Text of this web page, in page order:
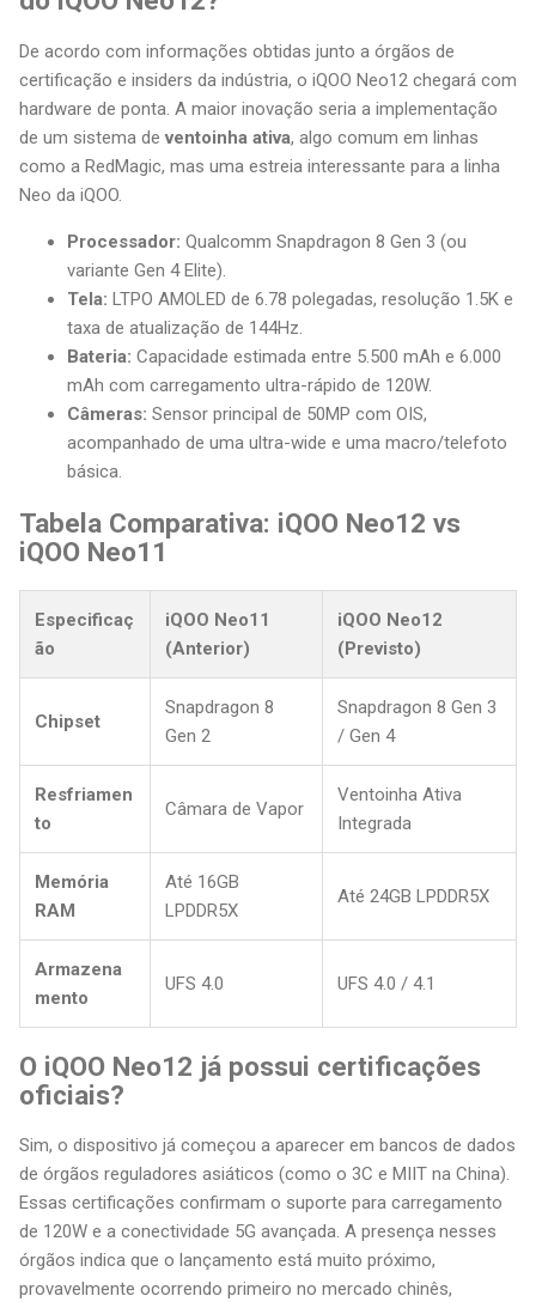
De acordo com informações obtidas junto a órgãos de
certificação e insiders da indústria, o iQOO Neo12 chegará com
hardware de ponta. A maior inovação seria a implementação
de um sistema deventoinha ativa, algo comum em linhas
como a RedMagic, mas uma estreia interessante para a linha
Neo da iQOO.
Processador: Qualcomm Snapdragon 8 Gen 3 (ou
variante Gen 4 Elite).
Tela: LTPO AMOLED de 6.78 polegadas, resolução 1.5K e
taxa de atualização de 144Hz.
Bateria: Capacidade estimada entre 5.500 mAh e 6.000
mAh com carregamento ultra-rápido de 120W.
Câmeras: Sensor principal de 50MP com OIS,
acompanhado de uma ultra-wide e uma macro/telefoto
básica.
Tabela Comparativa: iQOO Neo12 vs
iQOO Neo11
Especificaç
ão
iQOO Neo11
(Anterior)
iQOO Neo12
(Previsto)
Chipset
Snapdragon 8
Gen 2
Snapdragon 8 Gen 3
/ Gen 4
Resfriamen
to
Câmara de Vapor
Ventoinha Ativa
Integrada
Memória
RAM
Até 16GB
LPDDR5X
Até 24GB LPDDR5X
Armazena
mento
UFS 4.0 UFS 4.0 / 4.1
O iQOO Neo12 já possui certificações
oficiais?
Sim, o dispositivo já começou a aparecer em bancos de dados
de órgãos reguladores asiáticos (como o 3C e MIIT na China).
Essas certificações confirmam o suporte para carregamento
de 120W e a conectividade 5G avançada. A presença nesses
órgãos indica que o lançamento está muito próximo,
provavelmente ocorrendo primeiro no mercado chinês,